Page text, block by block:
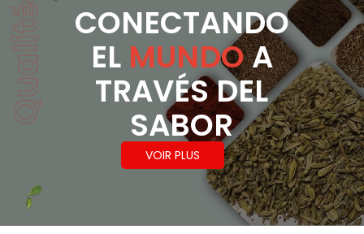
CONECTANDO
EL MUNDOA
TRAVÉS DEL
SABOR
VOIR PLUS
Qualité